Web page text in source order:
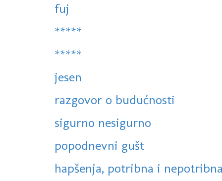
fuj
*****
*****
jesen
razgovor o budućnosti
sigurno nesigurno
popodnevni gušt
hapšenja, potribna i